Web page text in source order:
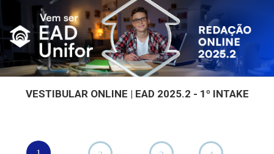
VESTIBULAR ONLINE | EAD 2025.2 - 1º INTAKE